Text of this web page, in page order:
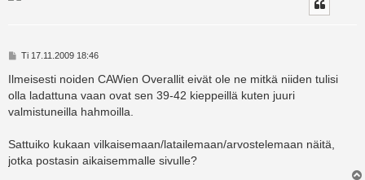
V
e
t
i
Ti 17.11.2009 18:46
Ilmeisesti noiden CAWien Overallit eivät ole ne mitkä niiden tulisi
olla ladattuna vaan ovat sen 39-42 kieppeillä kuten juuri
valmistuneilla hahmoilla.
Sattuiko kukaan vilkaisemaan/latailemaan/arvostelemaan näitä,
jotka postasin aikaisemmalle sivulle?